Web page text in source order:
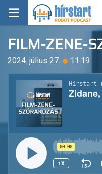
KEZDŐLAP
FRISS HÍREK
TECH HÍREK
FILM-ZENE-
PLAYLIST
MI AZ A ROBOT
FILM-ZENE-
2024. július 27. ◆ 11:19